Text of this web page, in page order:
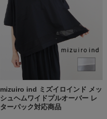
mizuiro ind ミズイロインド メッ
シュヘムワイドプルオーバー レ
ターパック対応商品